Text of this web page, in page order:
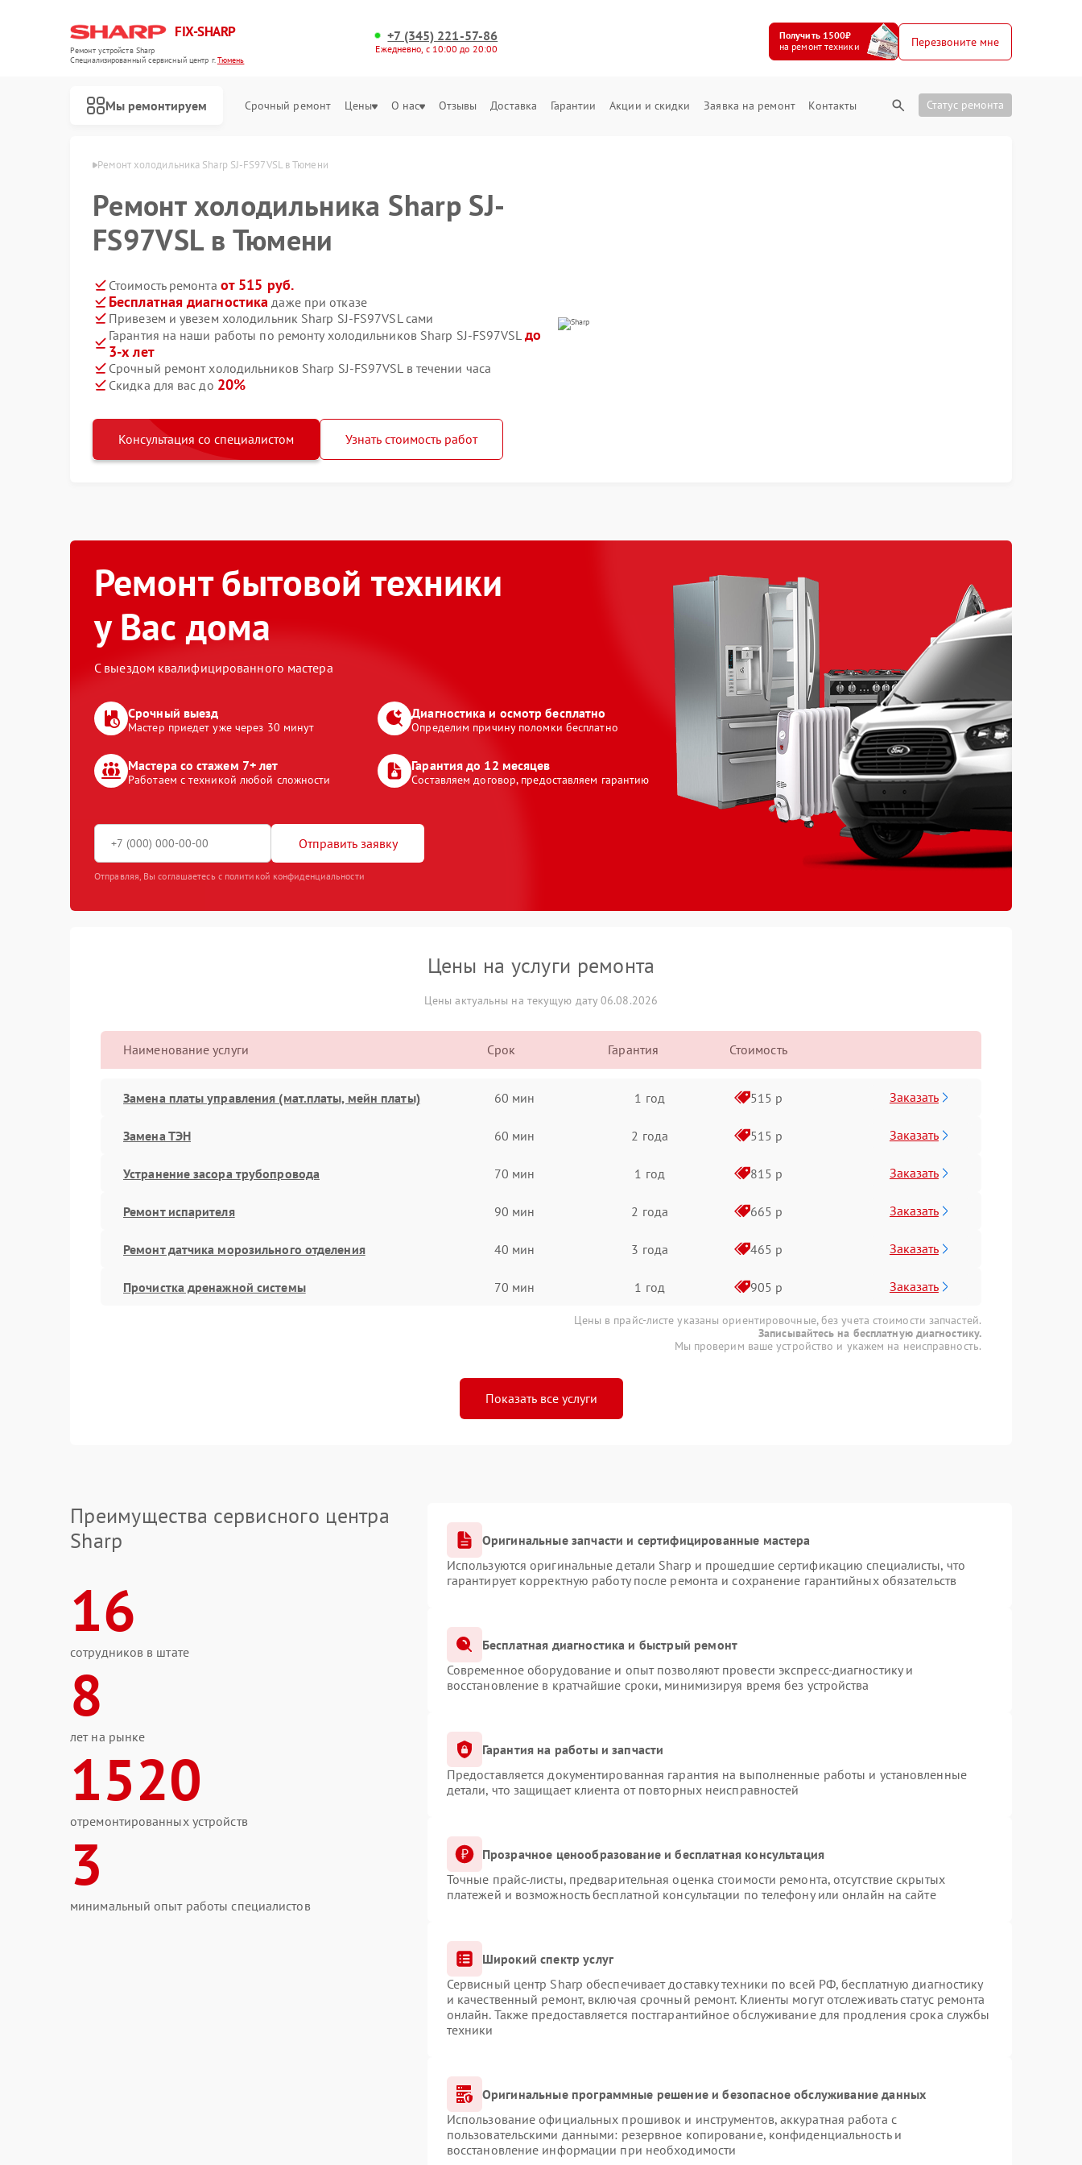
FIX-SHARP
Ремонт устройств Sharp
Специализированный cервисный центр г.Тюмень
+7 (345) 221-57-86
Ежедневно, с 10:00 до 20:00
Получить 1500₽
на ремонт техники
Перезвоните мне
Мы ремонтируем Срочный ремонт Цены О нас Отзывы Доставка Гарантии Акции и скидки Заявка на ремонт Контакты Статус ремонта
Sharp в Тюмени Ремонт холодильника Sharp SJ-FS97VSL в Тюмени
Ремонт холодильника Sharp SJ-
FS97VSL в Тюмени
Стоимость ремонта от 515 руб.
Бесплатная диагностика даже при отказе
Привезем и увезем холодильник Sharp SJ-FS97VSL сами
Гарантия на наши работы по ремонту холодильников Sharp SJ-FS97VSL до
3-х лет
Срочный ремонт холодильников Sharp SJ-FS97VSL в течении часа
Скидка для вас до 20%
Консультация со специалистом Узнать стоимость работ
Ремонт бытовой техники
у Вас дома
С выездом квалифицированного мастера
Срочный выезд
Мастер приедет уже через 30 минут
Диагностика и осмотр бесплатно
Определим причину поломки бесплатно
Мастера со стажем 7+ лет
Работаем с техникой любой сложности
Гарантия до 12 месяцев
Составляем договор, предоставляем гарантию
Отправить заявку
Отправляя, Вы соглашаетесь с политикой конфиденциальности
Цены на услуги ремонта
Цены актуальны на текущую дату 06.08.2026
Наименование услуги Срок Гарантия Стоимость
Замена платы управления (мат.платы, мейн платы) 60 мин 1 год 515 р Заказать
Замена ТЭН 60 мин 2 года 515 р Заказать
Устранение засора трубопровода 70 мин 1 год 815 р Заказать
Ремонт испарителя 90 мин 2 года 665 р Заказать
Ремонт датчика морозильного отделения 40 мин 3 года 465 р Заказать
Прочистка дренажной системы 70 мин 1 год 905 р Заказать
Цены в прайс-листе указаны ориентировочные, без учета стоимости запчастей.
Записывайтесь на бесплатную диагностику.
Мы проверим ваше устройство и укажем на неисправность.
Показать все услуги
Преимущества сервисного центра
Sharp
16
сотрудников в штате
8
лет на рынке
1520
отремонтированных устройств
3
минимальный опыт работы специалистов
Оригинальные запчасти и сертифицированные мастера
Используются оригинальные детали Sharp и прошедшие сертификацию специалисты, что
гарантирует корректную работу после ремонта и сохранение гарантийных обязательств
Бесплатная диагностика и быстрый ремонт
Современное оборудование и опыт позволяют провести экспресс-диагностику и
восстановление в кратчайшие сроки, минимизируя время без устройства
Гарантия на работы и запчасти
Предоставляется документированная гарантия на выполненные работы и установленные
детали, что защищает клиента от повторных неисправностей
Прозрачное ценообразование и бесплатная консультация
Точные прайс-листы, предварительная оценка стоимости ремонта, отсутствие скрытых
платежей и возможность бесплатной консультации по телефону или онлайн на сайте
Широкий спектр услуг
Сервисный центр Sharp обеспечивает доставку техники по всей РФ, бесплатную диагностику
и качественный ремонт, включая срочный ремонт. Клиенты могут отслеживать статус ремонта
онлайн. Также предоставляется постгарантийное обслуживание для продления срока службы
техники
Оригинальные программные решение и безопасное обслуживание данных
Использование официальных прошивок и инструментов, аккуратная работа с
пользовательскими данными: резервное копирование, конфиденциальность и
восстановление информации при необходимости